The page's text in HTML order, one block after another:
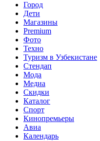
Город
Дети
Магазины
Premium
Фото
Техно
Туризм в Узбекистане
Стендап
Мода
Медиа
Скидки
Каталог
Спорт
Кинопремьеры
Авиа
Календарь